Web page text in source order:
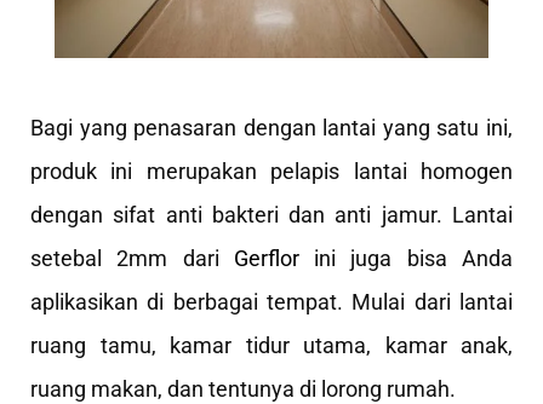
Bagi yang penasaran dengan lantai yang satu ini,
produk ini merupakan pelapis lantai homogen
dengan sifat anti bakteri dan anti jamur. Lantai
setebal 2mm dari Gerflorini juga bisa Anda
aplikasikan di berbagai tempat. Mulai dari lantai
ruang tamu, kamar tidur utama, kamar anak,
ruang makan, dan tentunya di lorong rumah.